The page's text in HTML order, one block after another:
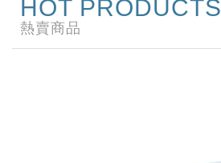
HOT PRODUCTS
熱賣商品